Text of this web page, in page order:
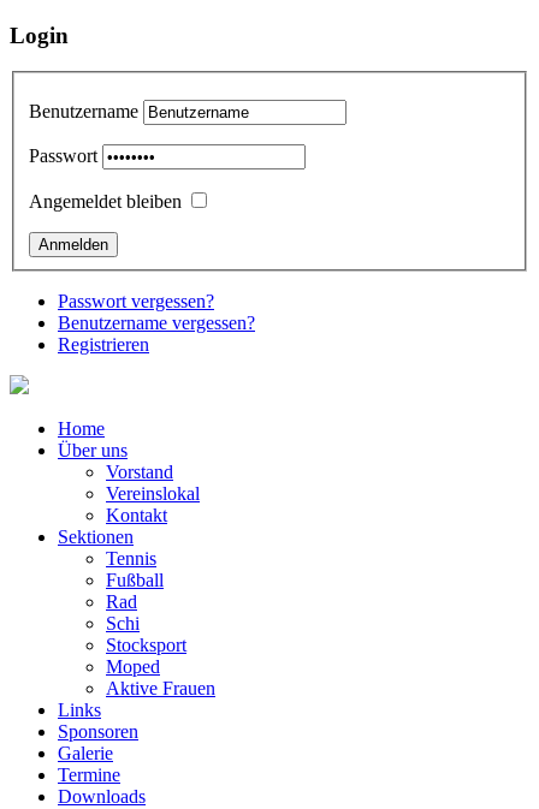
Login
Benutzername
Passwort
Angemeldet bleiben
Passwort vergessen?
Benutzername vergessen?
Registrieren
Home
Über uns
Vorstand
Vereinslokal
Kontakt
Sektionen
Tennis
Fußball
Rad
Schi
Stocksport
Moped
Aktive Frauen
Links
Sponsoren
Galerie
Termine
Downloads